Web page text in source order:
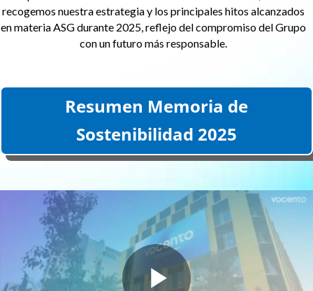
recogemos nuestra estrategia y los principales hitos alcanzados
en materia ASG durante 2025, reflejo del compromiso del Grupo
con un futuro más responsable.
Resumen Memoria de
Sostenibilidad 2025